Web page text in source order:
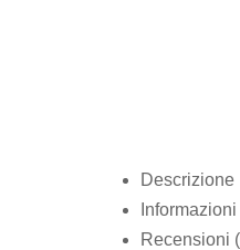
Descrizione
Recensioni